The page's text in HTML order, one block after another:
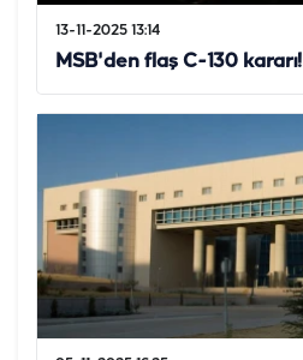
13-11-2025 13:14
MSB'den flaş C-130 kararı!